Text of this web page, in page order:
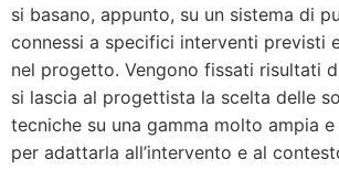
si basano, appunto, su un sistema di
connessi a specifici interventi previsti
nel progetto. Vengono fissati risultati
si lascia al progettista la scelta delle
tecniche su una gamma molto ampia
per adattarla all’intervento e al